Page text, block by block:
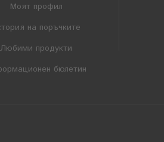
Моят профил
на поръчките
Любими продукти
бюлетин